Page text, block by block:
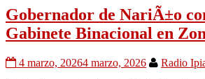
Gobernador de NariÃ±o
Gabinete Binacional en
4 marzo, 20264 marzo, 2026
Radio